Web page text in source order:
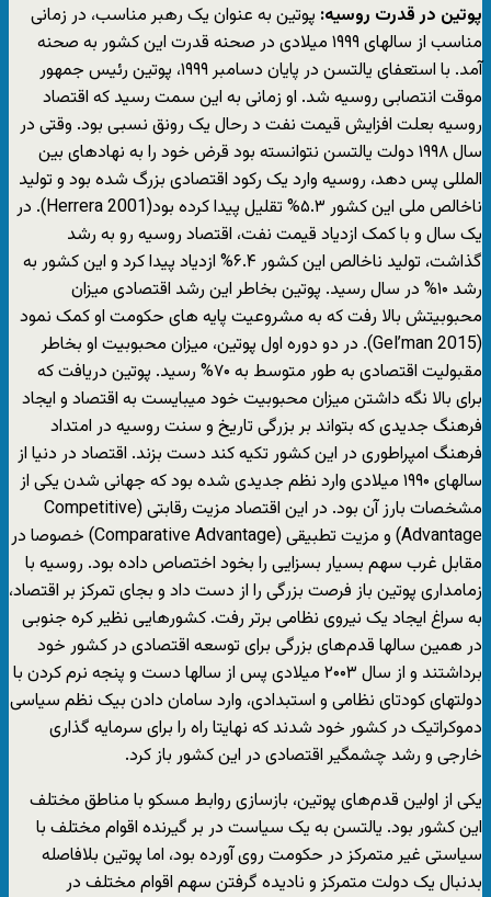
پوتین در قدرت روسیه: پوتین به عنوان یک رهبر مناسب، در زمانی
مناسب از سالهای ۱۹۹۹ میلادی در صحنه قدرت این کشور به صحنه
آمد. با استعفای یالتسن در پایان دسامبر ۱۹۹۹، پوتین رئیس جمهور
موقت انتصابی روسیه شد. او زمانی به این سمت رسید که اقتصاد
روسیه بعلت افزایش قیمت نفت د رحال یک رونق نسبی بود. وقتی در
سال ۱۹۹۸ دولت یالتسن نتوانسته بود قرض خود را به نهادهای بین
المللی پس دهد، روسیه وارد یک رکود اقتصادی بزرگ شده بود و تولید
ناخالص ملی این کشور ۵.۳% تقلیل پیدا کرده بود(Herrera 2001). در
یک سال و با کمک ازدیاد قیمت نفت، اقتصاد روسیه رو به رشد
گذاشت، تولید ناخالص این کشور ۶.۴% ازدیاد پیدا کرد و این کشور به
رشد ۱۰% در سال رسید. پوتین بخاطر این رشد اقتصادی میزان
محبوبیتش بالا رفت که به مشروعیت پایه های حکومت او کمک نمود
(Gel’man 2015). در دو دوره اول پوتین، میزان محبوبیت او بخاطر
مقبولیت اقتصادی به طور متوسط به ۷۰% رسید. پوتین دریافت که
برای بالا نگه داشتن میزان محبوبیت خود می‎بایست به اقتصاد و ایجاد
فرهنگ جدیدی که بتواند بر بزرگی تاریخ و سنت روسیه در امتداد
فرهنگ امپراطوری در این کشور تکیه کند دست بزند. اقتصاد در دنیا از
سالهای ۱۹۹۰ میلادی وارد نظم جدیدی شده بود که جهانی شدن یکی از
مشخصات بارز آن بود. در این اقتصاد مزیت رقابتی (Competitive
Advantage) و مزیت تطبیقی (Comparative Advantage) خصوصا در
مقابل غرب سهم بسیار بسزایی را بخود اختصاص داده بود. روسیه با
زمامداری پوتین باز فرصت بزرگی را از دست داد و بجای تمرکز بر اقتصاد،
به سراغ ایجاد یک نیروی نظامی برتر رفت. کشورهایی نظیر کره جنوبی
در همین سالها قدم‌های بزرگی برای توسعه اقتصادی در کشور خود
برداشتند و از سال ۲۰۰۳ میلادی پس از سالها دست و پنجه نرم کردن با
دولتهای کودتای نظامی و استبدادی، وارد سامان دادن بیک نظم سیاسی
دموکراتیک در کشور خود شدند که نهایتا راه را برای سرمایه گذاری
خارجی و رشد چشمگیر اقتصادی در این کشور باز کرد.
یکی از اولین قدم‌های پوتین، بازسازی روابط مسکو با مناطق مختلف
این کشور بود. یالتسن به یک سیاست در بر گیرنده اقوام مختلف با
سیاستی غیر متمرکز در حکومت روی آورده بود، اما پوتین بلافاصله
بدنبال یک دولت متمرکز و نادیده گرفتن سهم اقوام مختلف در